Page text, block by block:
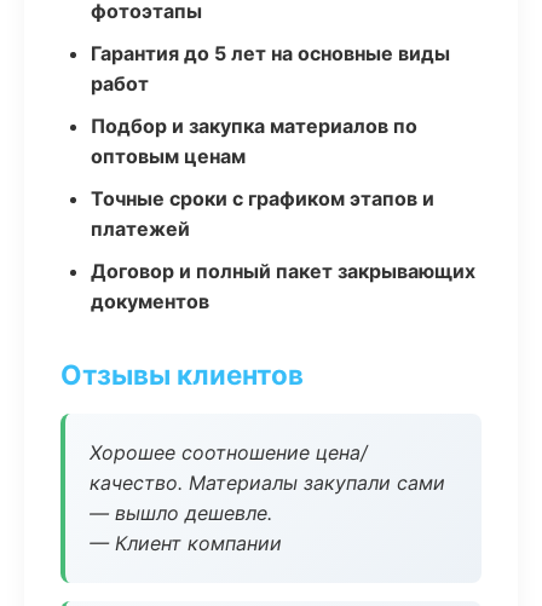
фотоэтапы
Гарантия до 5 лет на основные виды
работ
Подбор и закупка материалов по
оптовым ценам
Точные сроки с графиком этапов и
платежей
Договор и полный пакет закрывающих
документов
Отзывы клиентов
Хорошее соотношение цена/
качество. Материалы закупали сами
— вышло дешевле.
— Клиент компании